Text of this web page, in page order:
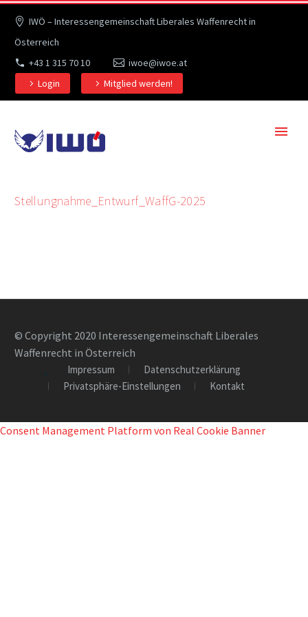
IWÖ – Interessengemeinschaft Liberales Waffenrecht in
Österreich
+43 1 315 70 10
iwoe@iwoe.at
Login
Mitglied werden!
Stellungnahme_Entwurf_WaffG-2025
© Copyright 2020 Interessengemeinschaft Liberales
Waffenrecht in Österreich
Impressum
Datenschutzerklärung
Privatsphäre-Einstellungen
Kontakt
Consent Management Platform von Real Cookie Banner